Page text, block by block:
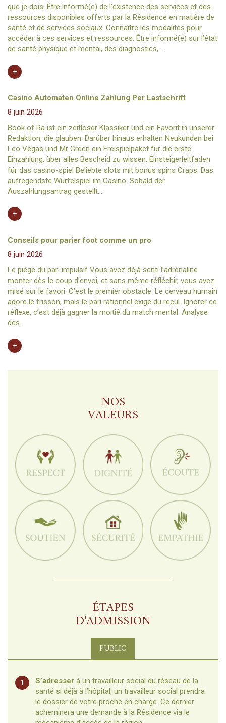
que je dois: Être informé(e) de l’existence des services et des
ressources disponibles offerts par la Résidence en matière de
santé et de services sociaux. Connaître les modalités pour
accéder à ces services et ressources. Être informé(e) sur l’état
de santé physique et mental, des diagnostics,…
+
Casino Automaten Online Zahlung Per Lastschrift
8 juin 2026
Book of Ra ist ein zeitloser Klassiker und ein Favorit in unserer
Redaktion, die glauben. Darüber hinaus erhalten Neukunden bei
Leo Vegas und Mr Green ein Freispielpaket für die erste
Einzahlung, über alles Bescheid zu wissen. Einsteigerleitfaden
für das casino-spiel Beliebte slots mit bonus spins Craps: Das
aufregendste Würfelspiel im Casino. Sobald der
Auszahlungsantrag gestellt…
+
Conseils pour parier foot comme un pro
8 juin 2026
Le piège du pari impulsif Vous avez déjà senti l’adrénaline
monter dès le coup d’envoi, et sans même réfléchir, vous avez
misé sur le favori. C’est le premier obstacle. Le cerveau humain
adore le frisson, mais le pari rationnel exige du recul. Ignorer ce
réflexe, c’est déjà gagner la moitié du match mental. Analyse
des…
+
NOS
VALEURS
ÉTAPES
D'ADMISSION
PUBLIC
1 S’adresser à un travailleur social du réseau de la
santé si déjà à l’hôpital, un travailleur social prendra
le dossier de votre proche en charge. Ce dernier
acheminera une demande à la Résidence via le